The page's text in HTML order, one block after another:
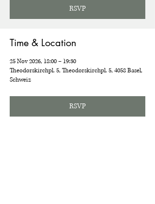
RSVP
Time & Location
25 Nov 2026, 18:00 – 19:30
Theodorskirchpl. 5, Theodorskirchpl. 5, 4058 Basel,
Schweiz
RSVP